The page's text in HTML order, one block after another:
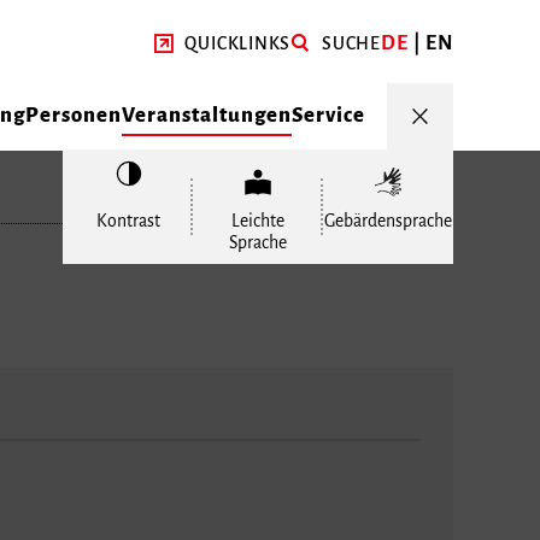
QUICKLINKS SUCHEDE EN
PersonenVeranstaltungenService
Kontrast
Leichte
Sprache
Gebärdensprache